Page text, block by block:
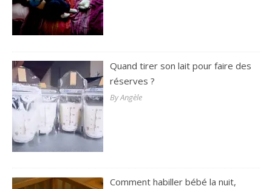
Quand tirer son lait pour faire des
réserves ?
By Angèle
Comment habiller bébé la nuit,